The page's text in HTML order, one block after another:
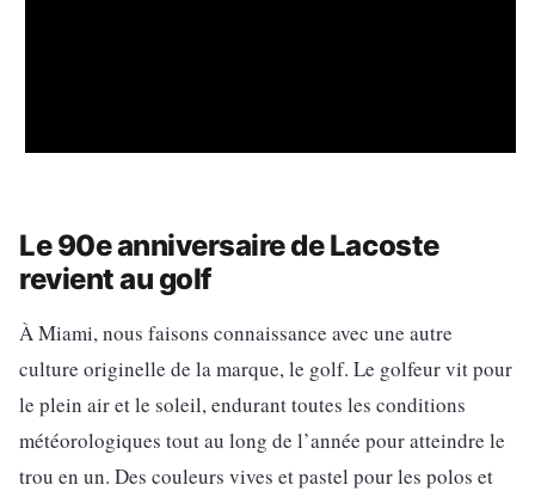
Le 90e anniversaire de Lacoste
revient au golf
À Miami, nous faisons connaissance avec une autre
culture originelle de la marque, le golf. Le golfeur vit pour
le plein air et le soleil, endurant toutes les conditions
météorologiques tout au long de l’année pour atteindre le
trou en un. Des couleurs vives et pastel pour les polos et